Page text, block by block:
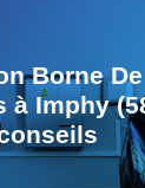
Borne
Imphy